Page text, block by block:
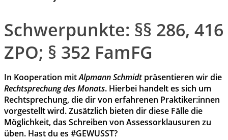
Schwerpunkte: §§ 286, 416
ZPO; § 352 FamFG
In Kooperation mitAlpmann Schmidtpräsentieren wir die
Rechtsprechung des Monats. Hierbei handelt es sich um
Rechtsprechung, die dir von erfahrenen Praktiker:innen
vorgestellt wird. Zusätzlich bieten dir diese Fälle die
Möglichkeit, das Schreiben von Assessorklausuren zu
üben. Hast du es #GEWUSST?